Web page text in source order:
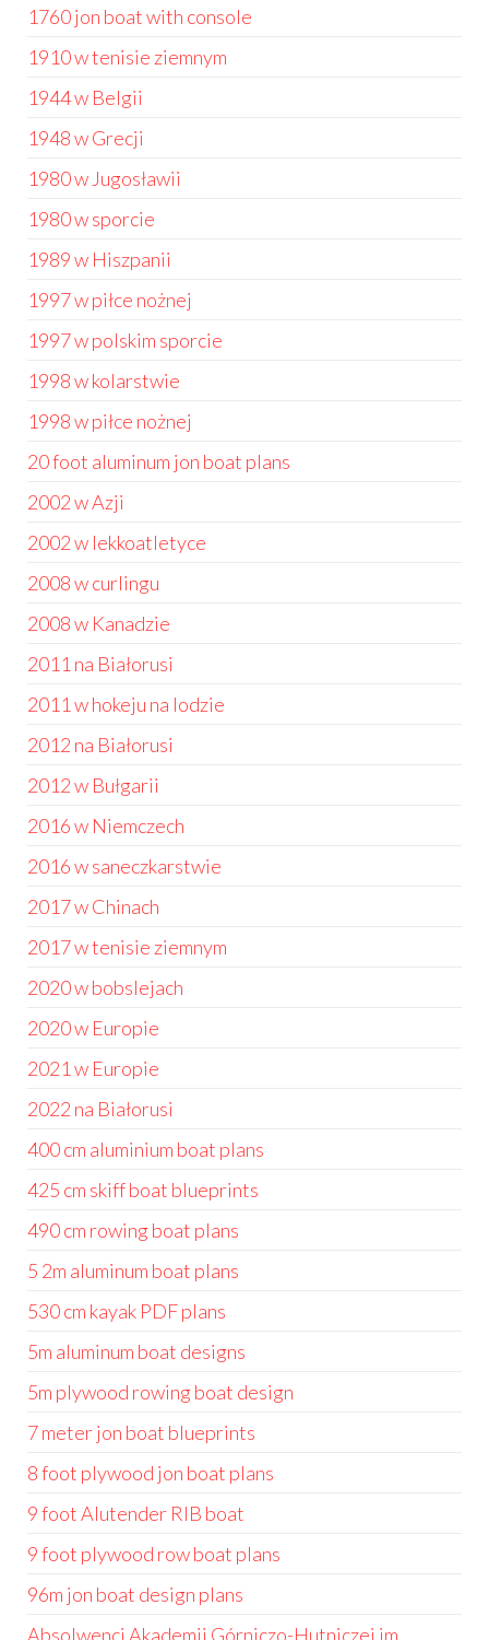
1760 jon boat with console
1910 w tenisie ziemnym
1944 w Belgii
1948 w Grecji
1980 w Jugosławii
1980 w sporcie
1989 w Hiszpanii
1997 w piłce nożnej
1997 w polskim sporcie
1998 w kolarstwie
1998 w piłce nożnej
20 foot aluminum jon boat plans
2002 w Azji
2002 w lekkoatletyce
2008 w curlingu
2008 w Kanadzie
2011 na Białorusi
2011 w hokeju na lodzie
2012 na Białorusi
2012 w Bułgarii
2016 w Niemczech
2016 w saneczkarstwie
2017 w Chinach
2017 w tenisie ziemnym
2020 w bobslejach
2020 w Europie
2021 w Europie
2022 na Białorusi
400 cm aluminium boat plans
425 cm skiff boat blueprints
490 cm rowing boat plans
5 2m aluminum boat plans
530 cm kayak PDF plans
5m aluminum boat designs
5m plywood rowing boat design
7 meter jon boat blueprints
8 foot plywood jon boat plans
9 foot Alutender RIB boat
9 foot plywood row boat plans
96m jon boat design plans
Absolwenci Akademii Górniczo-Hutniczej im.